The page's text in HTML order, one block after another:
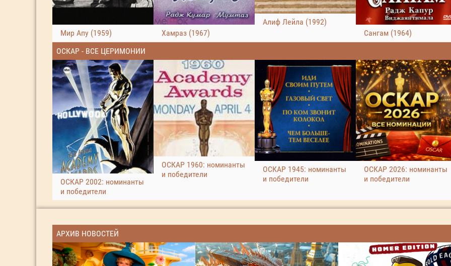
Мир Апу (1959) Хамраз (1967)
Алиф Лейла (1992)
Сангам (1964)
ОСКАР - ВСЕ ЦЕРИМОНИИ
ОСКАР 2002: номинанты
и победители
ОСКАР 1960: номинанты
и победители
ОСКАР 1945: номинанты
и победители
ОСКАР 2026: номинанты
и победители
АРХИВ НОВОСТЕЙ